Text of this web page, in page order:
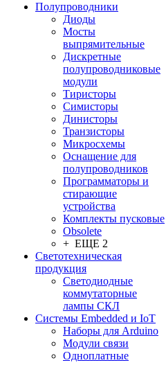
Полупроводники
Диоды
Мосты
выпрямительные
Дискретные
полупроводниковые
модули
Тиристоры
Симисторы
Динисторы
Транзисторы
Микросхемы
Оснащение для
полупроводников
Программаторы и
стирающие
устройства
Комплекты пусковые
Obsolete
+ ЕЩЕ 2
Светотехническая
продукция
Светодиодные
коммутаторные
лампы СКЛ
Системы Embedded и IoT
Наборы для Arduino
Модули связи
Одноплатные